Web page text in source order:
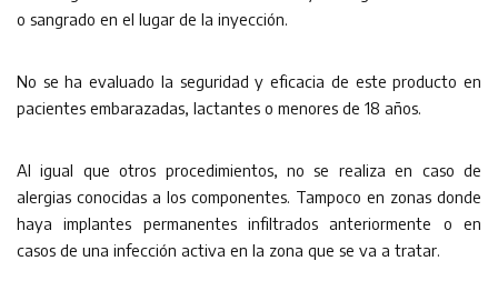
o sangrado en el lugar de la inyección.
No se ha evaluado la seguridad y eficacia de este producto en
pacientes embarazadas, lactantes o menores de 18 años.
Al igual que otros procedimientos, no se realiza en caso de
alergias conocidas a los componentes. Tampoco en zonas donde
haya implantes permanentes infiltrados anteriormente o en
casos de una infección activa en la zona que se va a tratar.